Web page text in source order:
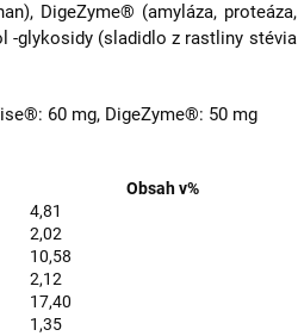
DigeZyme® (amyláza, proteáza,
-glykosidy (sladidlo z rastliny stévia
60 mg, DigeZyme®: 50 mg
Obsah v%
4,81
2,02
10,58
2,12
17,40
1,35